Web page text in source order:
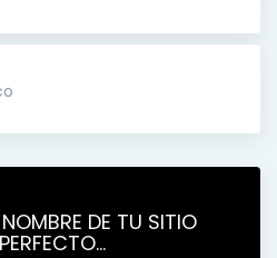
DE TU SITIO